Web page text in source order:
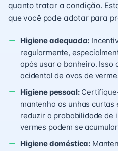
quanto tratar a condição.
que você pode adotar para
Higiene adequada:
regularmente,
após usar o banheiro. Isso
acidental de ovos de
Higiene pessoal:
mantenha as unhas curtas
reduzir a probabilidade de
vermes podem se
Higiene doméstica: